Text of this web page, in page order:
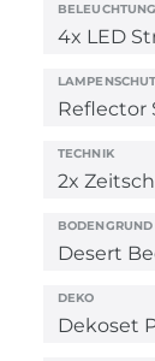
BELEUCHTUNG
TECHNIK
BODENGRUND
DEKO